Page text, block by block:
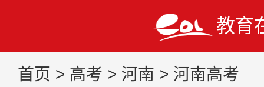
教育
首页 > 高考 > 河南 > 河南高考